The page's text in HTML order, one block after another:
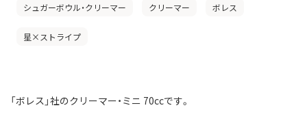
シュガーボウル・クリーマー クリーマー ボレス
星×ストライプ
「ボレス」社のクリーマー・ミニ 70ccです。